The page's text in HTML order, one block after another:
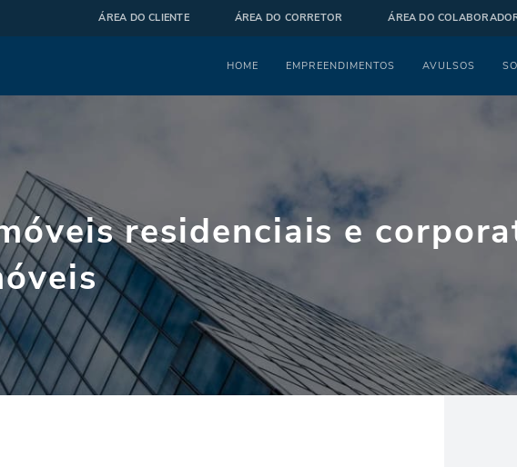
ÁREA DO CLIENTE ÁREA DO CORRETOR ÁREA DO
Menu
HOME EMPREENDIMENTOS AVULSOS
residenciais e